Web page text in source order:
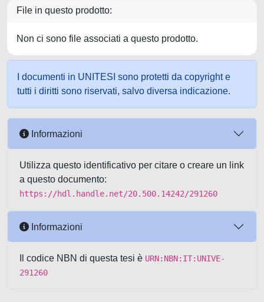
File in questo prodotto:
Non ci sono file associati a questo prodotto.
I documenti in UNITESI sono protetti da copyright e
tutti i diritti sono riservati, salvo diversa indicazione.
Informazioni
Utilizza questo identificativo per citare o creare un link
a questo documento:
https://hdl.handle.net/20.500.14242/291260
Informazioni
Il codice NBN di questa tesi è URN:NBN:IT:UNIVE-
291260